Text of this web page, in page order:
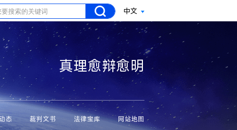
中文
真理愈辩愈明
态 裁判文书 法律宝库 网站地图